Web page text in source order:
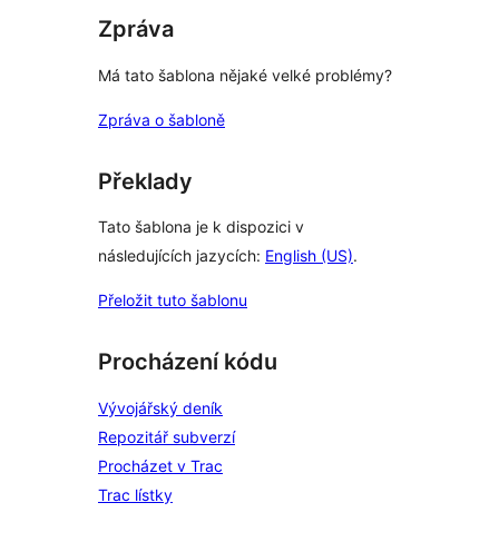
Zpráva
Má tato šablona nějaké velké problémy?
Zpráva o šabloně
Překlady
Tato šablona je k dispozici v
následujících jazycích: English (US).
Přeložit tuto šablonu
Procházení kódu
Vývojářský deník
Repozitář subverzí
Procházet v Trac
Trac lístky